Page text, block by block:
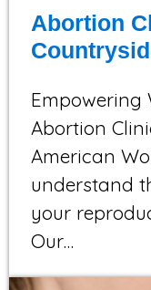
Abortion
Empowering
Abortion
American
understand
your
Our…